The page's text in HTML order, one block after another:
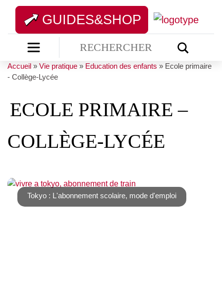
GUIDES&SHOP
Accueil » Vie pratique » Education des enfants » Ecole primaire
- Collège-Lycée
ECOLE PRIMAIRE –
COLLÈGE-LYCÉE
Tokyo : L'abonnement scolaire, mode d'emploi